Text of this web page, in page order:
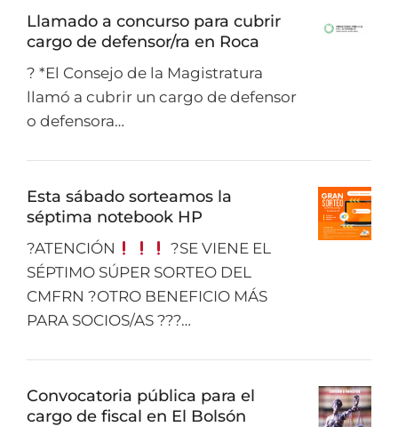
Llamado a concurso para cubrir
cargo de defensor/ra en Roca
? *El Consejo de la Magistratura
llamó a cubrir un cargo de defensor
o defensora…
Esta sábado sorteamos la
séptima notebook HP
?ATENCIÓN
?SE VIENE EL
SÉPTIMO SÚPER SORTEO DEL
CMFRN ?OTRO BENEFICIO MÁS
PARA SOCIOS/AS ???…
Convocatoria pública para el
cargo de fiscal en El Bolsón